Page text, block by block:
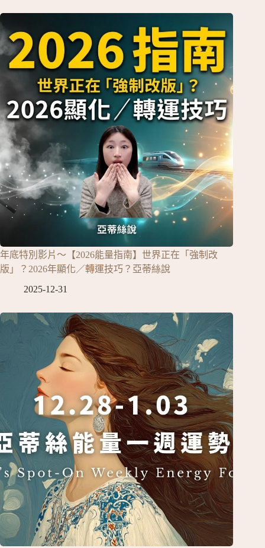
年底特別影片～【2026能量指南】世界正在「強制改
版」？2026年顯化／轉運技巧？亞蒂絲說
2025-12-31